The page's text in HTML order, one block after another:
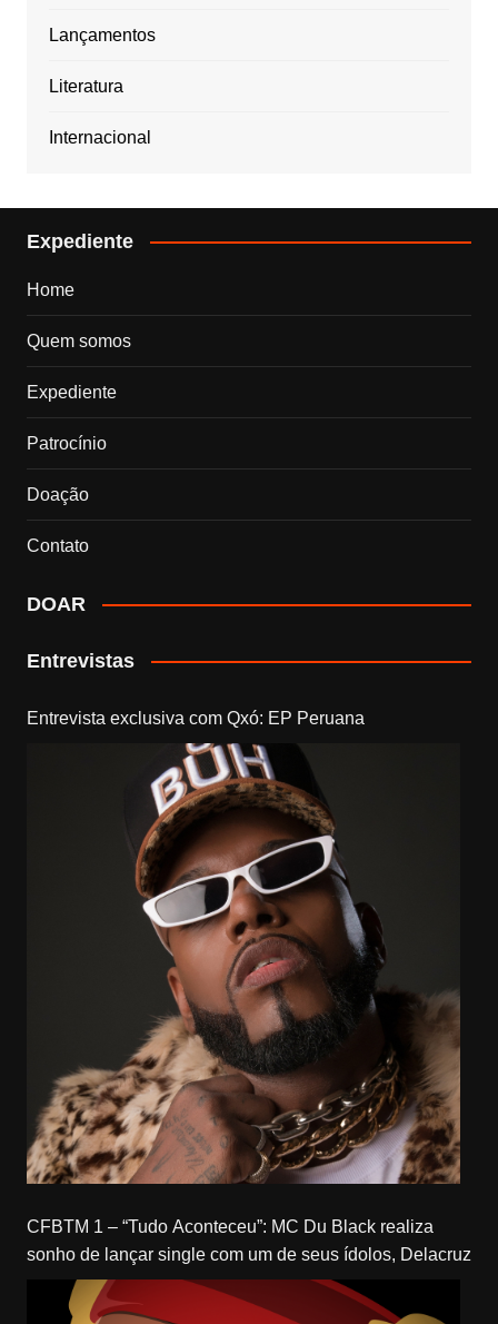
Lançamentos
Literatura
Internacional
Expediente
Home
Quem somos
Expediente
Patrocínio
Doação
Contato
DOAR
Entrevistas
Entrevista exclusiva com Qxó: EP Peruana
CFBTM 1 – “Tudo Aconteceu”: MC Du Black realiza
sonho de lançar single com um de seus ídolos, Delacruz